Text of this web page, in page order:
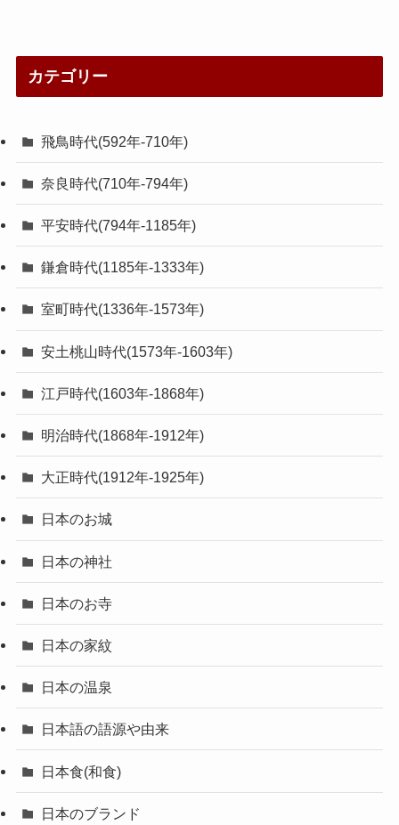
カテゴリー
飛鳥時代(592年-710年)
奈良時代(710年-794年)
平安時代(794年-1185年)
鎌倉時代(1185年-1333年)
室町時代(1336年-1573年)
安土桃山時代(1573年-1603年)
江戸時代(1603年-1868年)
明治時代(1868年-1912年)
大正時代(1912年-1925年)
日本のお城
日本の神社
日本のお寺
日本の家紋
日本の温泉
日本語の語源や由来
日本食(和食)
日本のブランド